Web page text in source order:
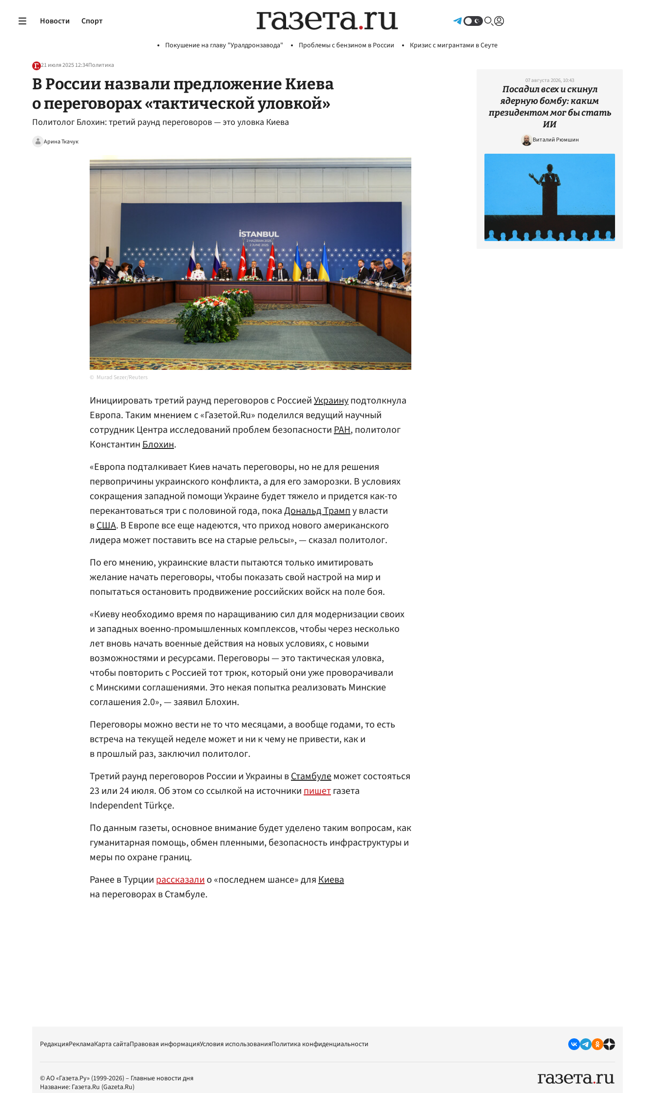
Новости Спорт
Покушение на главу "Уралдронзавода" Проблемы с бензином в России Кризис с мигрантами в Сеуте
21 июля 2025 12:34Политика
В России назвали предложение Киева
о переговорах «тактической уловкой»
Политолог Блохин: третий раунд переговоров — это уловка Киева
Арина Ткачук
Murad Sezer/Reuters
Инициировать третий раунд переговоров с РоссиейУкраинуподтолкнула
Европа. Таким мнением с «Газетой.Ru» поделился ведущий научный
сотрудник Центра исследований проблем безопасностиРАН, политолог
КонстантинБлохин.
«Европа подталкивает Киев начать переговоры, но не для решения
первопричины украинского конфликта, а для его заморозки. В условиях
сокращения западной помощи Украине будет тяжело и придется как-то
перекантоваться три с половиной года, покаДональд Трампу власти
вСША. В Европе все еще надеются, что приход нового американского
лидера может поставить все на старые рельсы», — сказал политолог.
По его мнению, украинские власти пытаются только имитировать
желание начать переговоры, чтобы показать свой настрой на мир и
попытаться остановить продвижение российских войск на поле боя.
«Киеву необходимо время по наращиванию сил для модернизации своих
и западных военно-промышленных комплексов, чтобы через несколько
лет вновь начать военные действия на новых условиях, с новыми
возможностями и ресурсами. Переговоры — это тактическая уловка,
чтобы повторить с Россией тот трюк, который они уже проворачивали
с Минскими соглашениями. Это некая попытка реализовать Минские
соглашения 2.0», — заявил Блохин.
Переговоры можно вести не то что месяцами, а вообще годами, то есть
встреча на текущей неделе может и ни к чему не привести, как и
в прошлый раз, заключил политолог.
Третий раунд переговоров России и Украины вСтамбулеможет состояться
23 или 24 июля. Об этом со ссылкой на источникипишетгазета
Independent Türkçe.
По данным газеты, основное внимание будет уделено таким вопросам, как
гуманитарная помощь, обмен пленными, безопасность инфраструктуры и
меры по охране границ.
Ранее в Турции рассказалио «последнем шансе» дляКиева
на переговорах в Стамбуле.
07 августа 2026, 10:43
Посадил всех и скинул
ядерную бомбу: каким
президентом мог бы стать
ИИ
Виталий Рюмшин
РедакцияРекламаКарта сайтаПравовая информацияУсловия использованияПолитика конфиденциальности
© АО «Газета.Ру» (1999-2026) – Главные новости дня
Название: Газета.Ru (Gazeta.Ru)